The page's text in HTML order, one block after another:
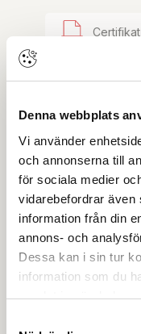
Denna webbplats
Vi använder
och annonserna till
för sociala medier
vidarebefordrar även
information från din
annons- och
Dessa kan i sin tur
information som du
samlat in när du har
Certifikat
Drift &